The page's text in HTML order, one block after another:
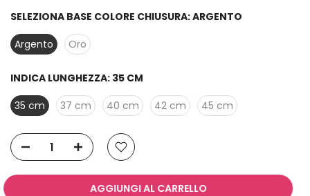
SELEZIONA BASE COLORE CHIUSURA:ARGENTO
Argento
Oro
INDICA LUNGHEZZA: 35 CM
35 cm
37 cm 40 cm 42 cm 45 cm
AGGIUNGI AL CARRELLO